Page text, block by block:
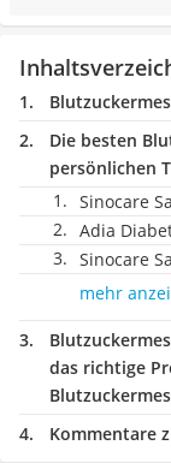
Die besten
persönlichen
Sinocare
Adia
Sinocare
mehr
das richtige
Kommentare